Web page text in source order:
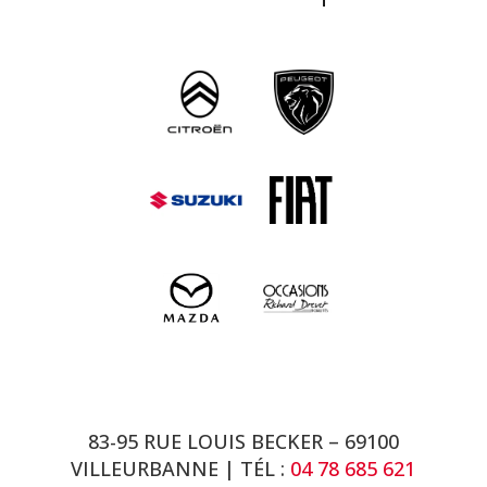
83-95 RUE LOUIS BECKER – 69100
VILLEURBANNE | TÉL : 04 78 685 621